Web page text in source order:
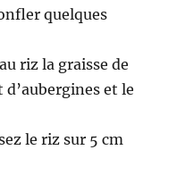
quelques
riz la graisse de
et le
le riz sur 5 cm